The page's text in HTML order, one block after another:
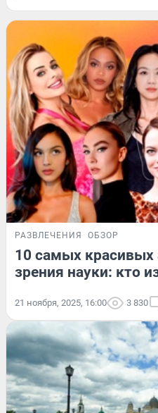
РАЗВЛЕЧЕНИЯ ОБЗОР
10 самых красивых
зрения науки: кто
21 ноября, 2025, 16:00 3 830